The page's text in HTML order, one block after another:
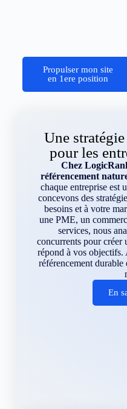
Propulser mon site
en 1ere position
Une
pour les
Chez
référencement
chaque entreprise est
concevons des
besoins et à votre
une PME, un
services, nous
concurrents pour créer
répond à vos objectifs.
référencement durable
En